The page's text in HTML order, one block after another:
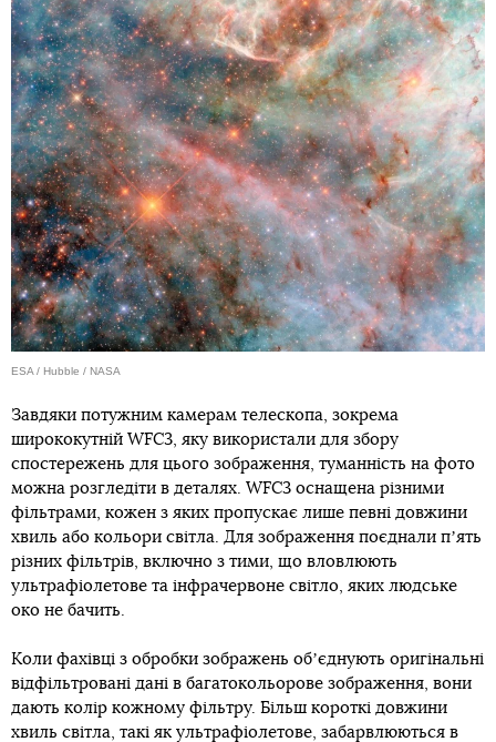
ESA / Hubble / NASA
Завдяки потужним камерам телескопа, зокрема
ширококутній WFC3, яку використали для збору
спостережень для цього зображення, туманність на фото
можна розгледіти в деталях. WFC3 оснащена різними
фільтрами, кожен з яких пропускає лише певні довжини
хвиль або кольори світла. Для зображення поєднали пʼять
різних фільтрів, включно з тими, що вловлюють
ультрафіолетове та інфрачервоне світло, яких людське
око не бачить.
Коли фахівці з обробки зображень обʼєднують оригінальні
відфільтровані дані в багатокольорове зображення, вони
дають колір кожному фільтру. Більш короткі довжини
хвиль світла, такі як ультрафіолетове, забарвлюються в